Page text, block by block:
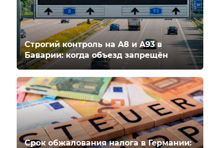
Строгий контроль на A8 и A93 в
Баварии: когда объезд запрещён
Срок обжалования налога в Германии: